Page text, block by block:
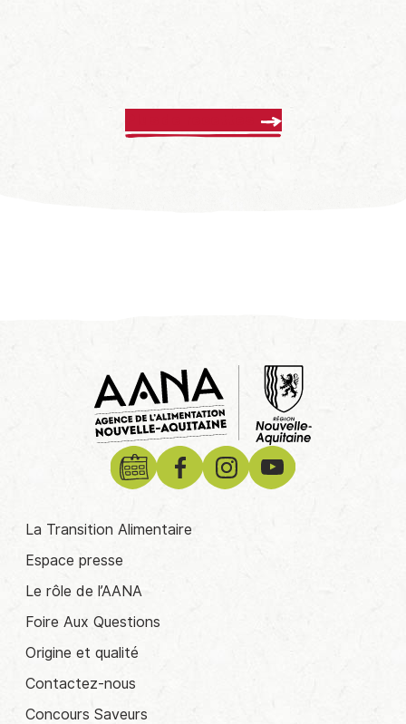
La Transition Alimentaire
Espace presse
Le rôle de l’AANA
Foire Aux Questions
Origine et qualité
Contactez-nous
Concours Saveurs